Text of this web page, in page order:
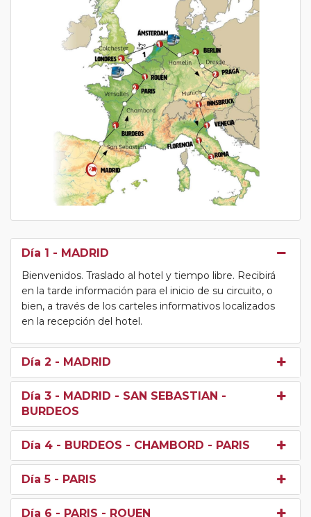
Día 1 - MADRID
Bienvenidos. Traslado al hotel y tiempo libre. Recibirá
en la tarde información para el inicio de su circuito, o
bien, a través de los carteles informativos localizados
en la recepción del hotel.
Día 2 - MADRID
Día 3 - MADRID - SAN SEBASTIAN -
BURDEOS
Día 4 - BURDEOS - CHAMBORD - PARIS
Día 5 - PARIS
Día 6 - PARIS - ROUEN